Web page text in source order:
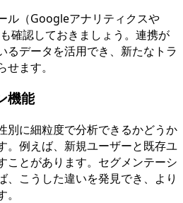
ル（Googleアナリティクスや
確認しておきましょう。連携が
るデータを活用でき、新たなトラ
ます。
機能
別に細粒度で分析できるかどうか
。例えば、新規ユーザーと既存ユ
ことがあります。セグメンテーシ
、こうした違いを発見でき、より